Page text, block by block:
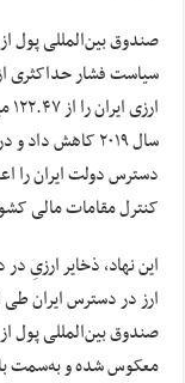
سیاست فشار حداکثری
سال ۲۰۱۹ کاهش
دسترس دولت ایران را
کنترل مقامات مالی
معکوس شده و به‌سمت